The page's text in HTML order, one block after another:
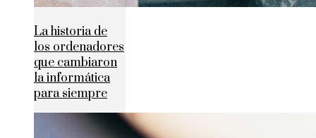
La historia de
los ordenadores
que cambiaron
la informática
para siempre